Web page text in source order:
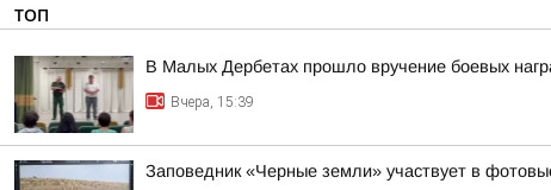
ТОП
В Малых Дербетах прошло вручение боевых
Вчера, 15:39
Заповедник «Черные земли» участвует в